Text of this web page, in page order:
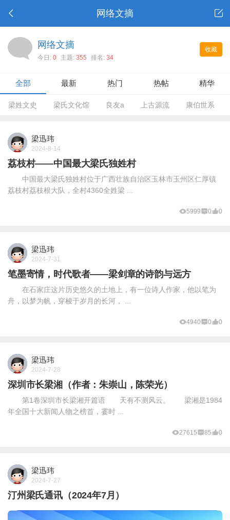
网络文摘
收藏
网络文摘
今日: 0 主题: 355 排名: 34
全部 最新 热门 热帖 精华
梁姓文史 梁氏文化馆 良友a 上古源流 康伯世系
梁迅玮
2024-8-14
荔枝村——中国最大梁氏独姓村
中国最大梁氏独姓村位于广西壮族自治区玉林市玉州区仁厚镇
荔枝村荔枝根大队，全村4360全姓梁 ...
5999 0 0
梁迅玮
2024-7-31
笔墨寄情，时代歌者——梁剑章的诗韵与远方
在石家庄这片历史悠久的土地上，有一位诗人作家，他以笔为
舟，以梦为帆，穿梭于岁月的长河， ...
4940 0 0
梁迅玮
2024-7-28
深圳市长梁湘（作者：朱崇山，陈荣光）
第1卷深圳市长梁湘开篇语 天有不测风云。 梁湘是1984
年全国十大新闻人物之榜首，霎时 ...
27615 85 0
梁迅玮
2024-7-27
汀州梁氏通讯（2024年7月）